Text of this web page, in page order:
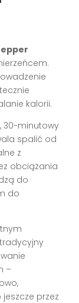
kalorii.
30-minutowy
spalić od
z
obciążania
do
do
–
przez